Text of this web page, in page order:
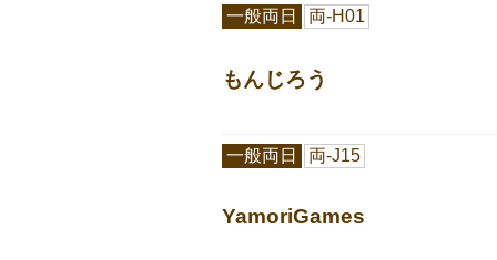
もんじろう
一般両日 両-H01
YamoriGames
一般両日 両-J15